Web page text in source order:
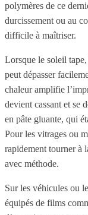
polymères de ce
durcissement ou au
difficile à maîtriser.
Lorsque le soleil
peut dépasser
chaleur amplifie
devient cassant et se
en pâte gluante, qui
Pour les vitrages ou
rapidement tourner à
avec méthode.
Sur les véhicules ou
équipés de films